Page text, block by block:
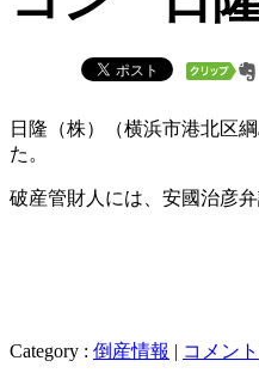
日隆（株）（横浜市港北区
た。
破産管財人には、安國治彦
Category : 倒産情報 | コメント